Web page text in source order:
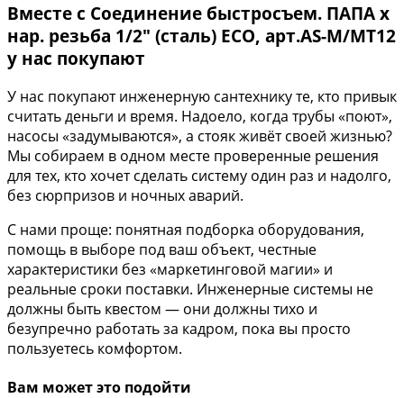
Вместе с Соединение быстросъем. ПАПА х
нар. резьба 1/2″ (сталь) ECO, арт.AS-M/MT12
у нас покупают
У нас покупают инженерную сантехнику те, кто привык
считать деньги и время. Надоело, когда трубы «поют»,
насосы «задумываются», а стояк живёт своей жизнью?
Мы собираем в одном месте проверенные решения
для тех, кто хочет сделать систему один раз и надолго,
без сюрпризов и ночных аварий.
С нами проще: понятная подборка оборудования,
помощь в выборе под ваш объект, честные
характеристики без «маркетинговой магии» и
реальные сроки поставки. Инженерные системы не
должны быть квестом — они должны тихо и
безупречно работать за кадром, пока вы просто
пользуетесь комфортом.
Вам может это подойти